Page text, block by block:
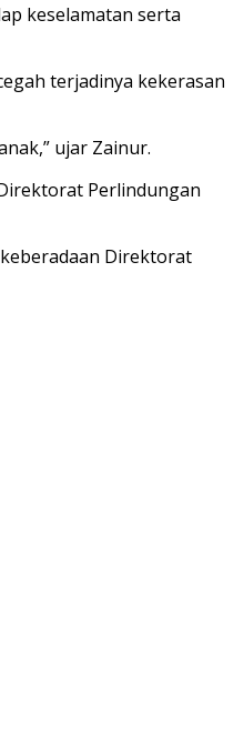
keselamatan serta
terjadinya kekerasan
ujar Zainur.
Perlindungan
Direktorat